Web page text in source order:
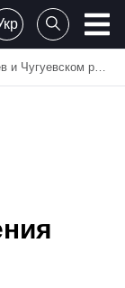
систему оповещения населения